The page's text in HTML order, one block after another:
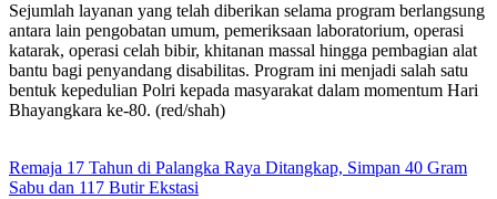
Sejumlah layanan yang telah diberikan selama program berlangsung
antara lain pengobatan umum, pemeriksaan laboratorium, operasi
katarak, operasi celah bibir, khitanan massal hingga pembagian alat
bantu bagi penyandang disabilitas. Program ini menjadi salah satu
bentuk kepedulian Polri kepada masyarakat dalam momentum Hari
Bhayangkara ke-80. (red/shah)
Remaja 17 Tahun di Palangka Raya Ditangkap, Simpan 40 Gram
Sabu dan 117 Butir Ekstasi